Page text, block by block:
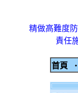
精做高難度
責任
首頁